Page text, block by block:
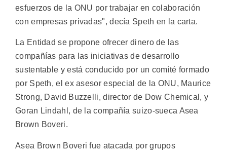
esfuerzos de la ONU por trabajar en colaboración
con empresas privadas", decía Speth en la carta.
La Entidad se propone ofrecer dinero de las
compañías para las iniciativas de desarrollo
sustentable y está conducido por un comité formado
por Speth, el ex asesor especial de la ONU, Maurice
Strong, David Buzzelli, director de Dow Chemical, y
Goran Lindahl, de la compañía suizo-sueca Asea
Brown Boveri.
Asea Brown Boveri fue atacada por grupos